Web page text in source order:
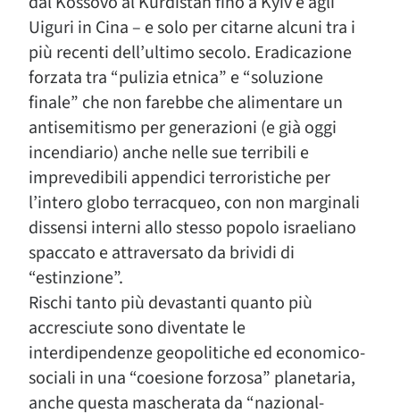
Uiguri in Cina – e solo per citarne alcuni tra i
più recenti dell’ultimo secolo. Eradicazione
forzata tra “pulizia etnica” e “soluzione
finale” che non farebbe che alimentare un
antisemitismo per generazioni (e già oggi
incendiario) anche nelle sue terribili e
imprevedibili appendici terroristiche per
l’intero globo terracqueo, con non marginali
dissensi interni allo stesso popolo israeliano
spaccato e attraversato da brividi di
“estinzione”.
Rischi tanto più devastanti quanto più
accresciute sono diventate le
interdipendenze geopolitiche ed economico-
sociali in una “coesione forzosa” planetaria,
anche questa mascherata da “nazional-